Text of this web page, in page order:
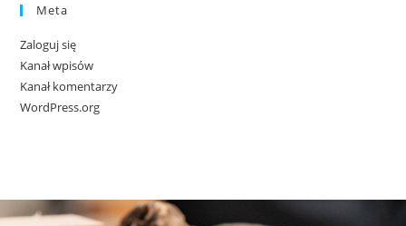
Meta
Zaloguj się
Kanał wpisów
Kanał komentarzy
WordPress.org